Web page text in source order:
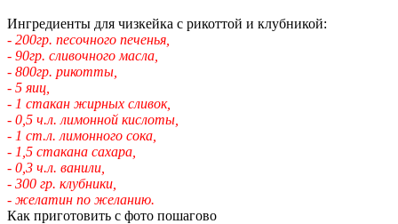
Ингредиенты для чизкейка с рикоттой и клубникой:
- 200гр. песочного печенья,
- 90гр. сливочного масла,
- 800гр. рикотты,
- 5 яиц,
- 1 стакан жирных сливок,
- 0,5 ч.л. лимонной кислоты,
- 1 ст.л. лимонного сока,
- 1,5 стакана сахара,
- 0,3 ч.л. ванили,
- 300 гр. клубники,
- желатин по желанию.
Как приготовить с фото пошагово